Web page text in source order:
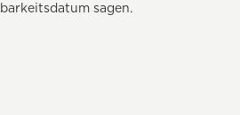
sagen.